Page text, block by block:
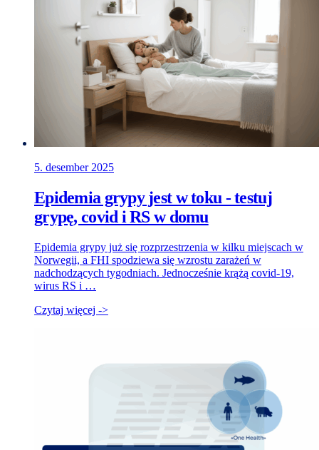
5. desember 2025
Epidemia grypy jest w toku - testuj
grypę, covid i RS w domu
Epidemia grypy już się rozprzestrzenia w kilku miejscach w
Norwegii, a FHI spodziewa się wzrostu zarażeń w
nadchodzących tygodniach. Jednocześnie krążą covid-19,
wirus RS i …
Czytaj więcej ->